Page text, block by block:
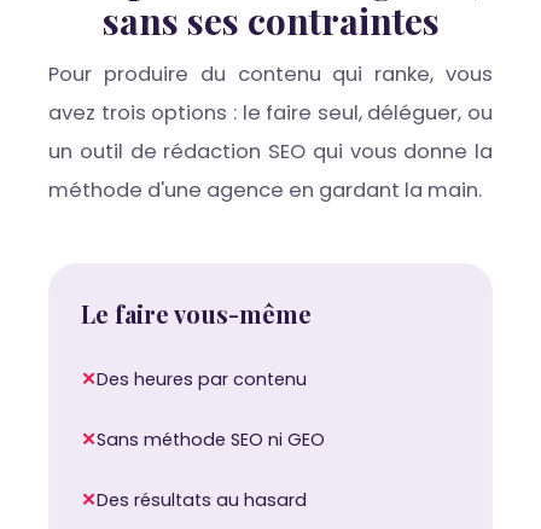
sans ses contraintes
Pour produire du contenu qui ranke, vous
avez trois options : le faire seul, déléguer, ou
un outil de rédaction SEO qui vous donne la
méthode d'une agence en gardant la main.
Le faire vous-même
✕Des heures par contenu
✕Sans méthode SEO ni GEO
✕Des résultats au hasard